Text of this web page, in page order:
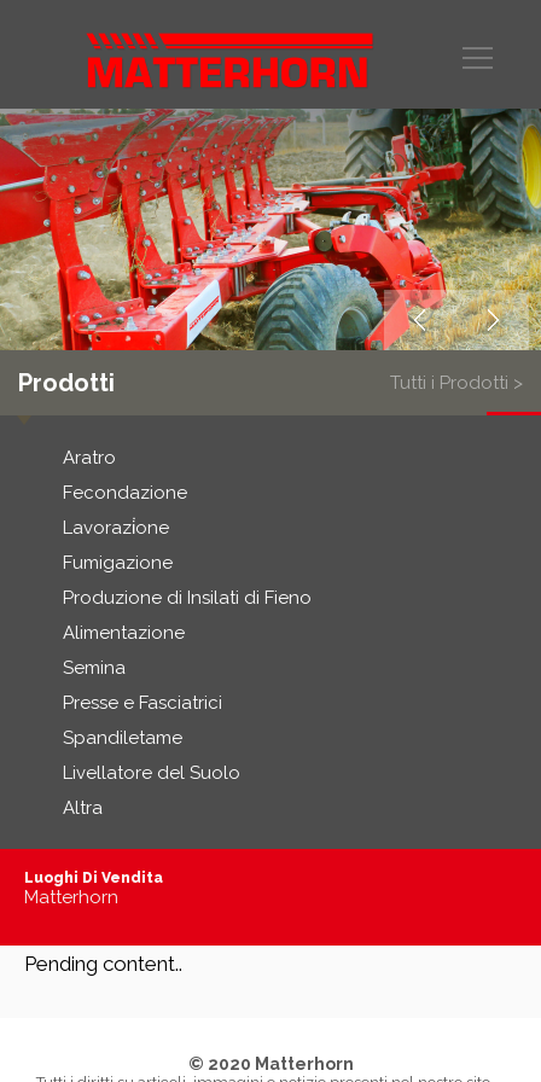
Prodotti Tutti i Prodotti >
Aratro
Fecondazione
Lavorazi̇one
Fumigazione
Produzione di Insilati di Fieno
Alimentazione
Semina
Presse e Fasciatrici
Spandiletame
Livellatore del Suolo
Altra
Luoghi Di Vendita
Matterhorn
Pending content..
© 2020 Matterhorn